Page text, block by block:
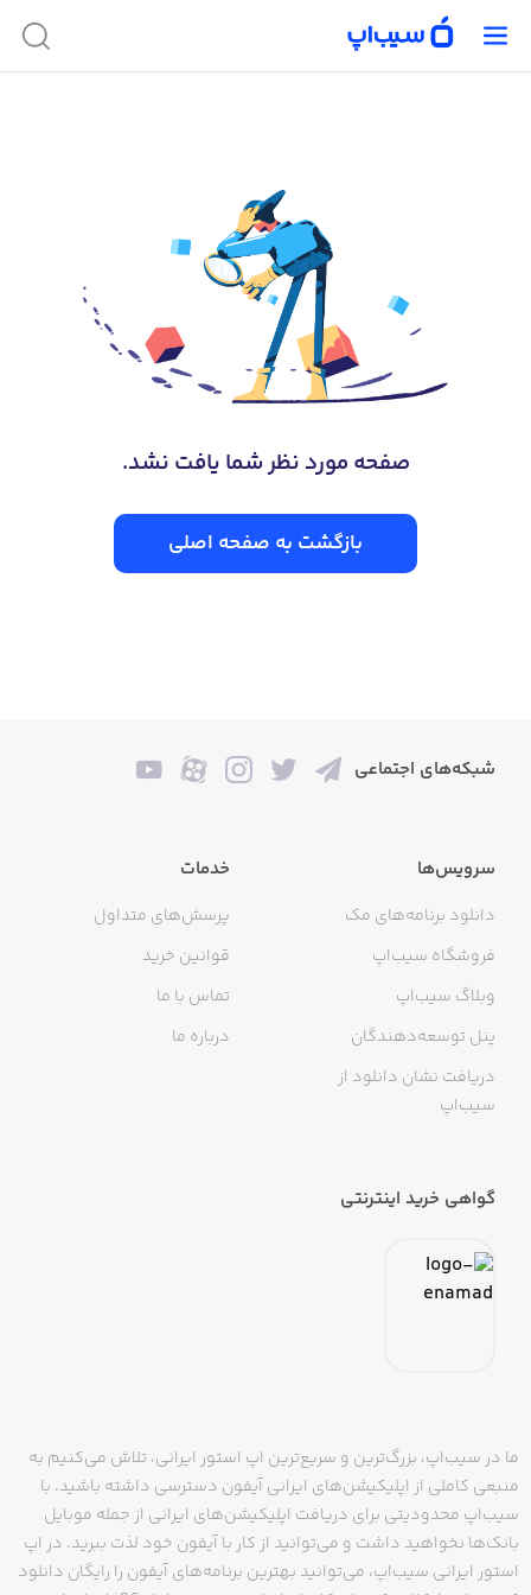
صفحه‌ مورد نظر شما یافت نشد.
بازگشت به صفحه اصلی
شبکه‌های اجتماعی
سرویس‌ها
دانلود برنامه‌های مک
فروشگاه سیب‌اپ
وبلاگ سیب‌اپ
پنل توسعه‌دهندگان
دریافت نشان دانلود از
سیب‌اپ
خدمات
پرسش‌های متداول
قوانین خرید
تماس با ما
درباره ما
گواهی خرید اینترنتی
ما در سیب‌اپ، بزرگ‌ترین و سریع‌ترین اپ استور ایرانی، تلاش می‌کنیم به
منبعی کاملی از اپلیکیشن‌های ایرانی آیفون دسترسی داشته باشید. با
سیب‌اپ محدودیتی برای دریافت اپلیکیشن‌های ایرانی از جمله موبایل
بانک‌ها نخواهید داشت و می‌توانید از کار با آیفون خود لذت ببرید. در اپ
استور ایرانی سیب‌اپ، می‌توانید بهترین برنامه‌های آیفون را رایگان دانلود